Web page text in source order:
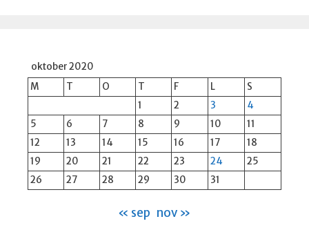
oktober 2020
M
T O T F L
S
1
2 3
4
5
6 7 8 9 10
11
12
13 14 15 16 17
18
19
20 21 22 23 24
25
26
27 28 29 30 31
« sep nov »